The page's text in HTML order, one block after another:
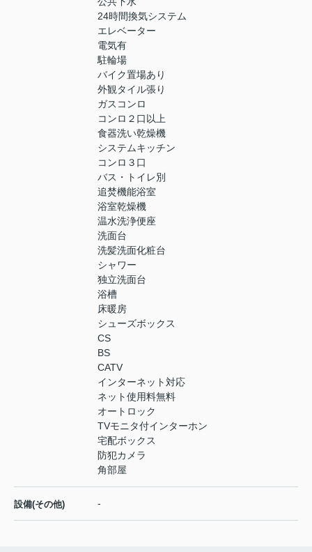
24時間換気システム
エレベーター
電気有
駐輪場
バイク置場あり
外観タイル張り
ガスコンロ
コンロ２口以上
食器洗い乾燥機
システムキッチン
コンロ３口
バス・トイレ別
追焚機能浴室
浴室乾燥機
温水洗浄便座
洗面台
洗髪洗面化粧台
シャワー
独立洗面台
浴槽
床暖房
シューズボックス
CS
BS
CATV
インターネット対応
ネット使用料無料
オートロック
TVモニタ付インターホン
宅配ボックス
防犯カメラ
角部屋
設備(その他) -